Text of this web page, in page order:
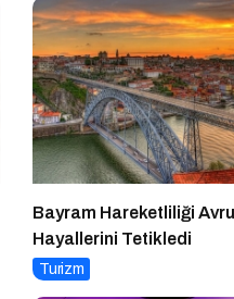
Bayram Hareketliliği
Hayallerini Tetikledi
Turizm